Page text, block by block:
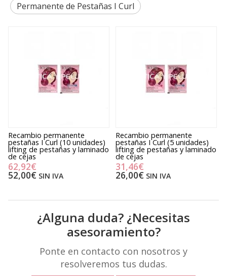
Permanente de Pestañas I Curl
Recambio permanente
pestañas I Curl (10 unidades)
lifting de pestañas y laminado
de cejas
62,92€
52,00€ SIN IVA
Recambio permanente
pestañas I Curl (5 unidades)
lifting de pestañas y laminado
de cejas
31,46€
26,00€ SIN IVA
¿Alguna duda? ¿Necesitas
asesoramiento?
Ponte en contacto con nosotros y
resolveremos tus dudas.